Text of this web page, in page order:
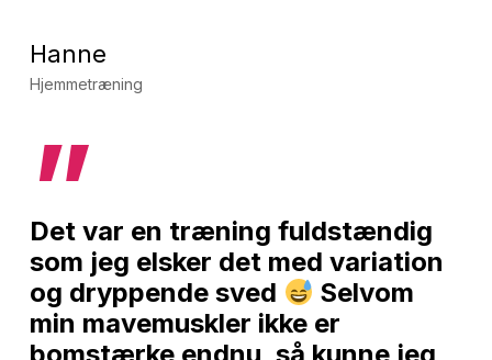
Hanne
Hjemmetræning
”
Det var en træning fuldstændig
som jeg elsker det med variation
og dryppende sved
Selvom
min mavemuskler ikke er